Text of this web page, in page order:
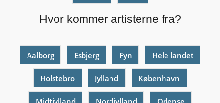
Hvor kommer artisterne fra?
Aalborg Esbjerg Fyn Hele landet
Holstebro Jylland København
Midtjylland Nordjylland Odense